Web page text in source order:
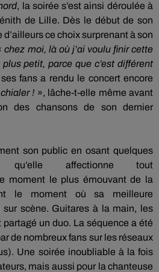
, la soirée s’est ainsi déroulée à
de Lille. Dès le début de son
ce choix surprenant à son
chez moi, là où j’ai voulu finir cette
plus petit, parce que c’est différent
fans a rendu le concert encore
! », lâche-t-elle même avant
des chansons de son dernier
son public en osant quelques
qu’elle affectionne tout
moment le plus émouvant de la
le moment où sa meilleure
scène. Guitares à la main, les
un duo. La séquence a été
de nombreux fans sur les réseaux
. Une soirée inoubliable à la fois
mais aussi pour la chanteuse